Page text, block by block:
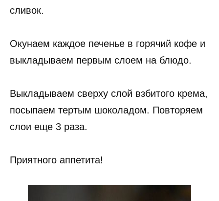
сливок.
Окунаем каждое печенье в горячий кофе и
выкладываем первым слоем на блюдо.
Выкладываем сверху слой взбитого крема,
посыпаем тертым шоколадом. Повторяем
слои еще 3 раза.
Приятного аппетита!